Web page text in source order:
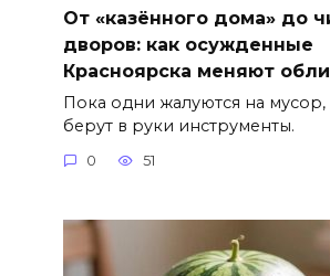
От «казённого дома» до
дворов: как осужденные
Красноярска меняют
Пока одни жалуются на мусор,
берут в руки инструменты.
0 51